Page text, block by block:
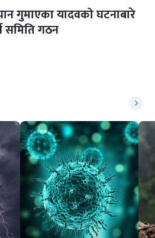
गुमाएका यादवको घटनाबारे
समिति गठन